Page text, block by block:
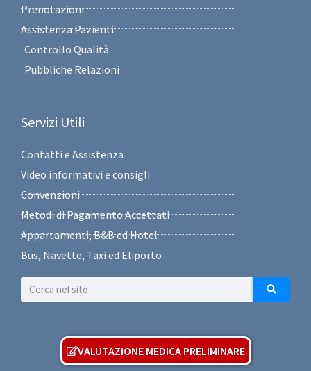
Prenotazioni
Assistenza Pazienti
Controllo Qualità
Pubbliche Relazioni
Servizi Utili
Contatti e Assistenza
Video informativi e consigli
Convenzioni
Metodi di Pagamento Accettati
Appartamenti, B&B ed Hotel
Bus, Navette, Taxi ed Eliporto
VALUTAZIONE MEDICA PRELIMINARE